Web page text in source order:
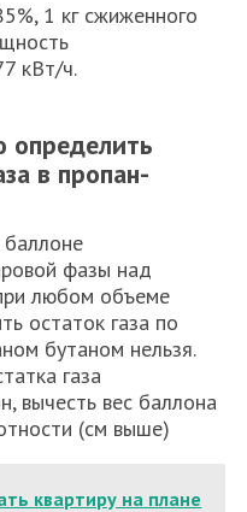
1 кг сжиженного
кВт/ч.
в пропан-
фазы над
любом объеме
остаток газа по
бутаном нельзя.
газа
вычесть вес баллона
(см выше)
квартиру на плане